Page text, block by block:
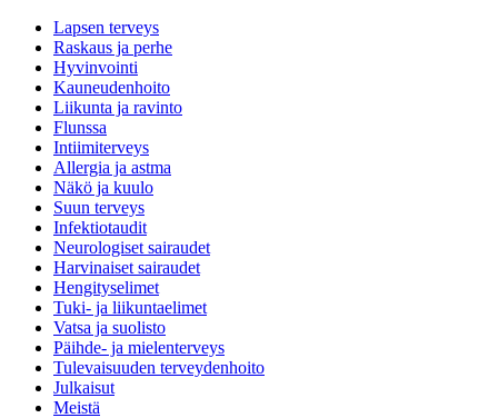
Lapsen terveys
Raskaus ja perhe
Hyvinvointi
Kauneudenhoito
Liikunta ja ravinto
Flunssa
Intiimiterveys
Allergia ja astma
Näkö ja kuulo
Suun terveys
Infektiotaudit
Neurologiset sairaudet
Harvinaiset sairaudet
Hengityselimet
Tuki- ja liikuntaelimet
Vatsa ja suolisto
Päihde- ja mielenterveys
Tulevaisuuden terveydenhoito
Julkaisut
Meistä